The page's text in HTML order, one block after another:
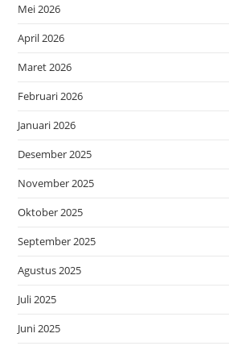
Mei 2026
April 2026
Maret 2026
Februari 2026
Januari 2026
Desember 2025
November 2025
Oktober 2025
September 2025
Agustus 2025
Juli 2025
Juni 2025